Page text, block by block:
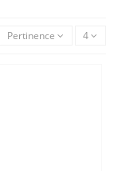
Pertinence 4